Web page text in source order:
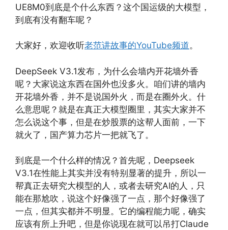
UE8M0到底是个什么东西？这个国运级的大模型，
到底有没有翻车呢？
大家好，欢迎收听老范讲故事的YouTube频道。
DeepSeek V3.1发布，为什么会墙内开花墙外香
呢？大家说这东西在国外也没多火。咱们讲的墙内
开花墙外香，并不是说国外火，而是在圈外火。什
么意思呢？就是在真正大模型圈里，其实大家并不
怎么说这个事，但是在炒股票的这帮人面前，一下
就火了，国产算力芯片一把就飞了。
到底是一个什么样的情况？首先呢，Deepseek
V3.1在性能上其实并没有特别显著的提升，所以一
帮真正去研究大模型的人，或者去研究AI的人，只
能在那尬吹，说这个好像强了一点，那个好像强了
一点，但其实都并不明显。它的编程能力呢，确实
应该有所上升吧，但是你说现在就可以吊打Claude